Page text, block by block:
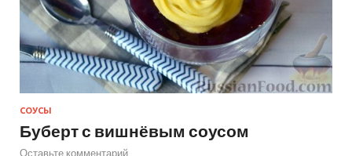
СОУСЫ
Буберт с вишнёвым соусом
Оставьте комментарий